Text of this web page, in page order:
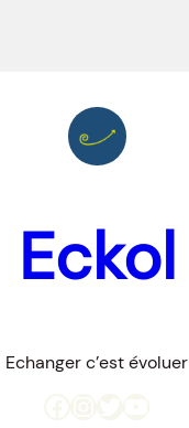
Eckol
Echanger c’est évoluer